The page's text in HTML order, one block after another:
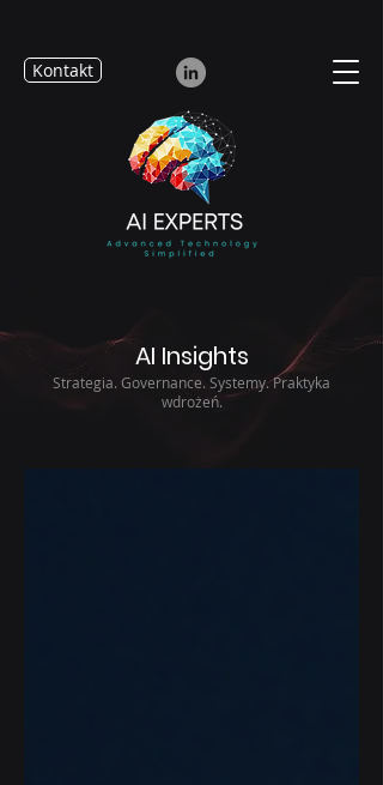
Kontakt
AI Insights
Strategia. Governance. Systemy. Praktyka
wdrożeń.